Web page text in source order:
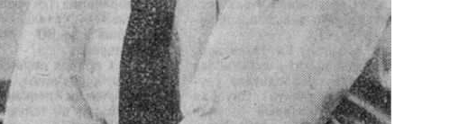
за новое начало — за то, чтобы достойно встретить
сталкиваемся в период после окончания „холодной
ждут в следующем веке».
также, что сейчас, наконец, будут решаться
казались забытыми, — проблемы борьбы со СПИДом,